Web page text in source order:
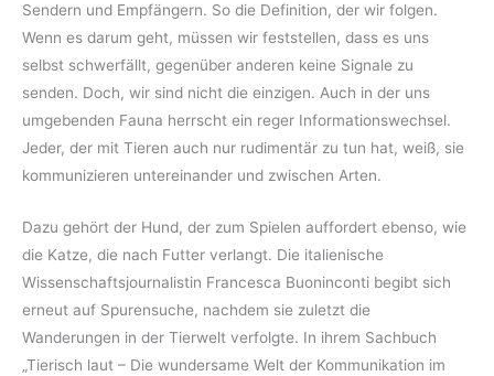
Sendern und Empfängern. So die Definition, der wir folgen.
Wenn es darum geht, müssen wir feststellen, dass es uns
selbst schwerfällt, gegenüber anderen keine Signale zu
senden. Doch, wir sind nicht die einzigen. Auch in der uns
umgebenden Fauna herrscht ein reger Informationswechsel.
Jeder, der mit Tieren auch nur rudimentär zu tun hat, weiß, sie
kommunizieren untereinander und zwischen Arten.
Dazu gehört der Hund, der zum Spielen auffordert ebenso, wie
die Katze, die nach Futter verlangt. Die italienische
Wissenschaftsjournalistin Francesca Buoninconti begibt sich
erneut auf Spurensuche, nachdem sie zuletzt die
Wanderungen in der Tierwelt verfolgte. In ihrem Sachbuch
„Tierisch laut – Die wundersame Welt der Kommunikation im